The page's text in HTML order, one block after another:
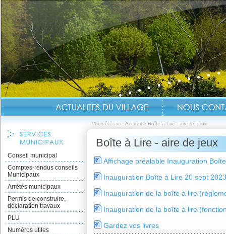
Vous êtes ici : Accueil > Boîte à Lire - aire de jeux
Conseil municipal
Comptes-rendus conseils
Municipaux
Arrétés municipaux
Permis de construire,
déclaration travaux
PLU
Numéros utiles
Boîte à Lire - aire de jeux
Affichage préalable Inauguration
Inauguration Boîte à Lire 20 sept
Inauguration de la boîte à lire
Inauguration de la boîte à lire
Gardez vos livres